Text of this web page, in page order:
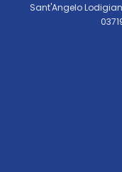
Sant'Angelo